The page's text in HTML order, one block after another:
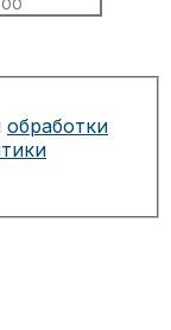
обработки